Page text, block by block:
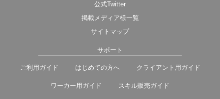
公式Twitter
掲載メディア様一覧
サイトマップ
サポート
ご利用ガイド はじめての方へ クライアント用ガイド
ワーカー用ガイド スキル販売ガイド